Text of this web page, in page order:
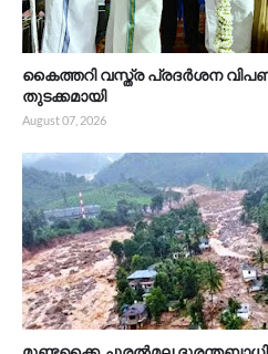
കൈത്തറി വസ്ത്ര പ്രദർശന
തുടക്കമായി
August 07, 2026